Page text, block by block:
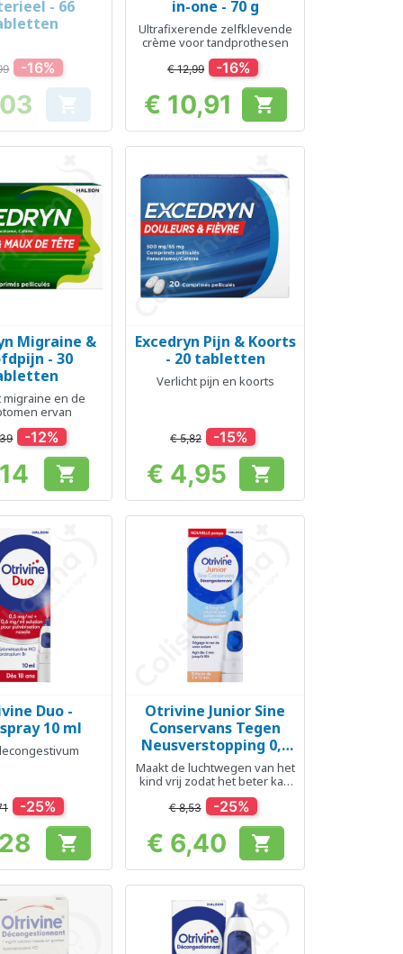
- 66
-16%
Prijs 
in-one - 70 g
Ultrafixerende zelfklevende
crème voor tandprothesen
€ 12,99 -16%
Prijs
€ 10,91 
bekijken
Migraine &
- 30
migraine en de
ervan
-12%
Prijs 
Snel bekijken
Excedryn Pijn & Koorts
- 20 tabletten
Verlicht pijn en koorts
€ 5,82 -15%
Prijs
€ 4,95 
bekijken
Duo -
10 ml
-25%
Prijs 
Snel bekijken
Otrivine Junior Sine
Conservans Tegen
Neusverstopping 0,5
mg/ml - Neusspray 10
ml
Maakt de luchtwegen van het
kind vrij zodat het beter kan
ademen en zich beter voelt
€ 8,53 -25%
Prijs
€ 6,40 